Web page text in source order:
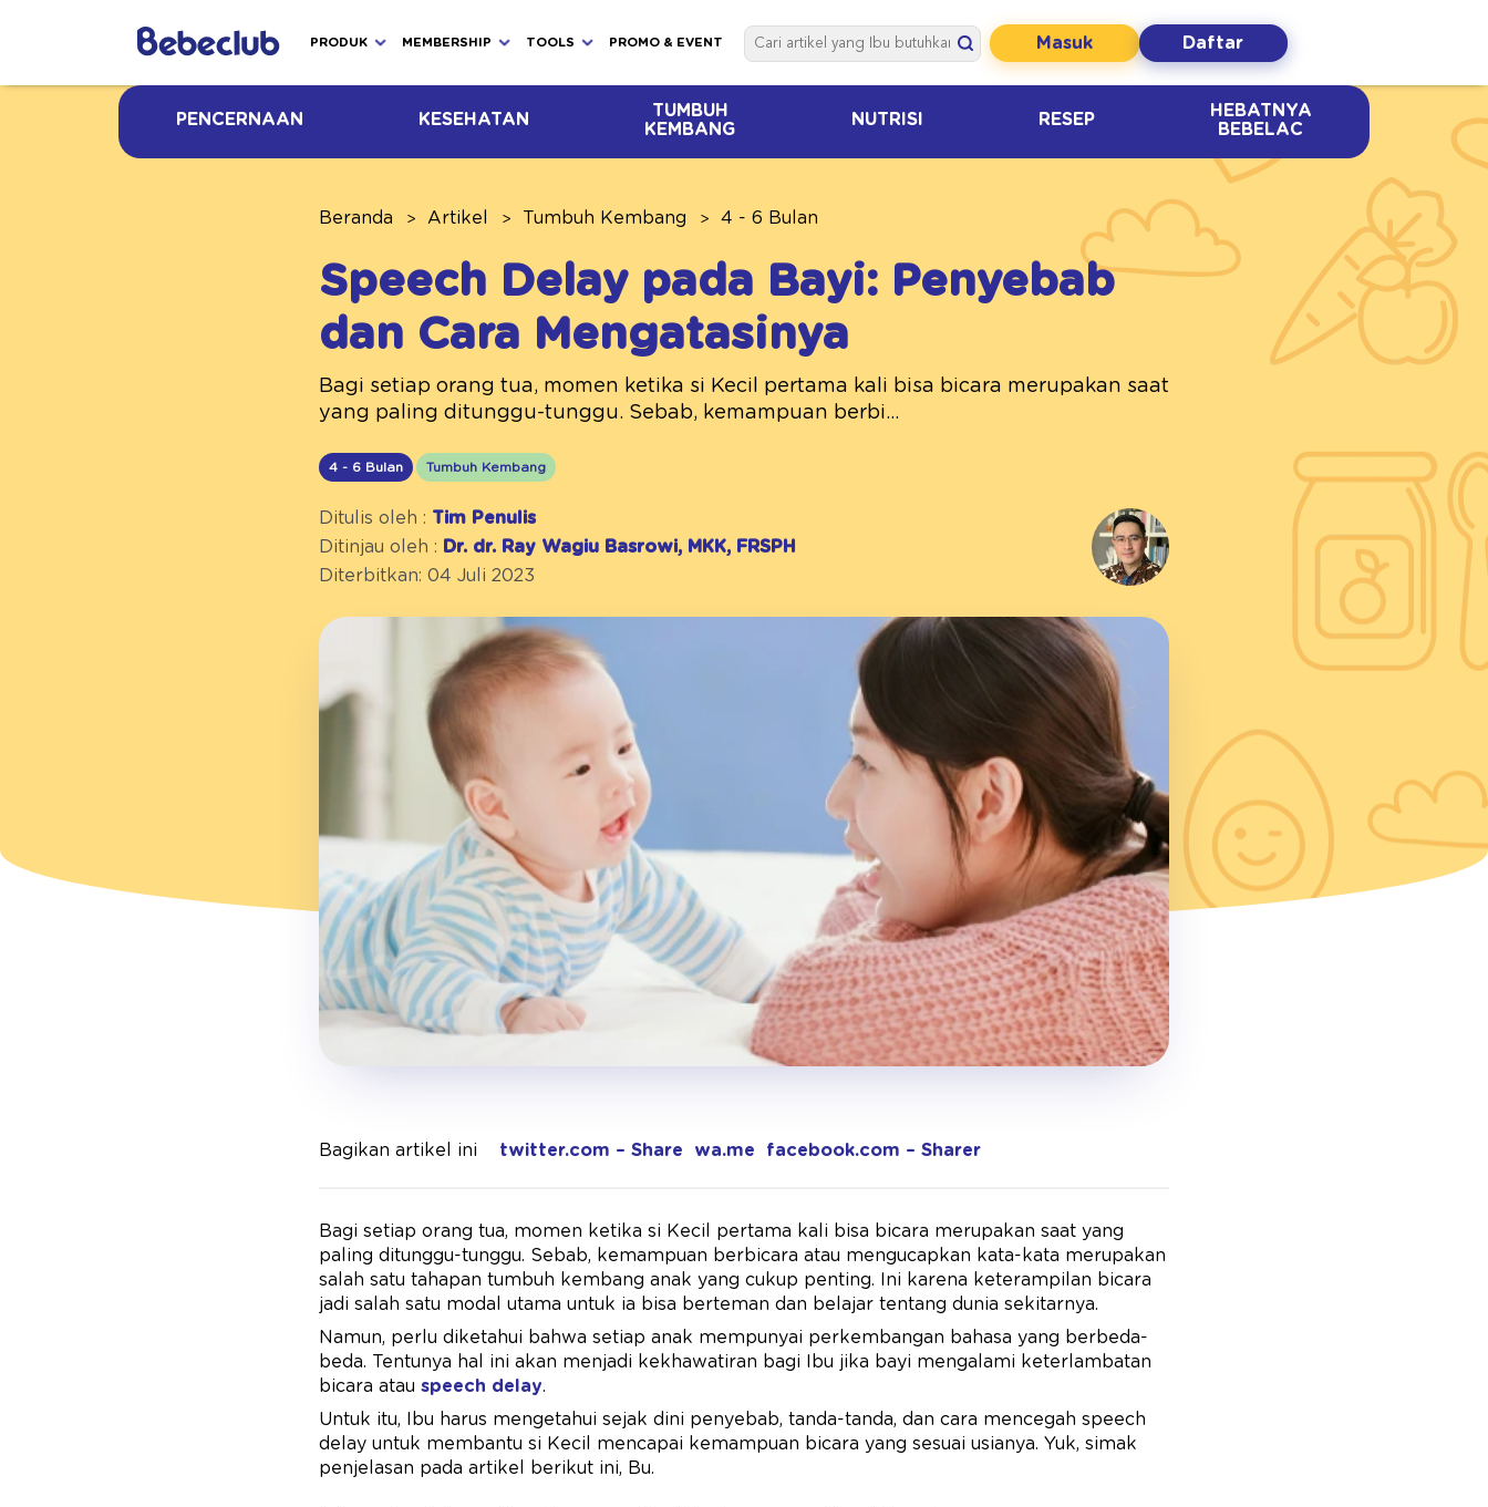
PRODUK MEMBERSHIP TOOLS PROMO & EVENT Masuk Daftar
PENCERNAAN KESEHATAN
TUMBUH
KEMBANG
NUTRISI RESEP
HEBATNYA
BEBELAC
Beranda Artikel Tumbuh Kembang 4 - 6 Bulan
Speech Delay pada Bayi: Penyebab
dan Cara Mengatasinya
Bagi setiap orang tua, momen ketika si Kecil pertama kali bisa bicara merupakan saat
yang paling ditunggu-tunggu. Sebab, kemampuan berbi...
4 - 6 Bulan Tumbuh Kembang
Ditulis oleh : Tim Penulis
Ditinjau oleh :
Dr. dr. Ray Wagiu Basrowi, MKK, FRSPH
Diterbitkan: 04 Juli 2023
Bagikan artikel ini twitter.com – Share wa.me facebook.com – Sharer
Bagi setiap orang tua, momen ketika si Kecil pertama kali bisa bicara merupakan saat yang
paling ditunggu-tunggu. Sebab, kemampuan berbicara atau mengucapkan kata-kata merupakan
salah satu tahapan tumbuh kembang anak yang cukup penting. Ini karena keterampilan bicara
jadi salah satu modal utama untuk ia bisa berteman dan belajar tentang dunia sekitarnya.
Namun, perlu diketahui bahwa setiap anak mempunyai perkembangan bahasa yang berbeda-
beda. Tentunya hal ini akan menjadi kekhawatiran bagi Ibu jika bayi mengalami keterlambatan
bicara atau speech delay.
Untuk itu, Ibu harus mengetahui sejak dini penyebab, tanda-tanda, dan cara mencegah speech
delay untuk membantu si Kecil mencapai kemampuan bicara yang sesuai usianya. Yuk, simak
penjelasan pada artikel berikut ini, Bu.